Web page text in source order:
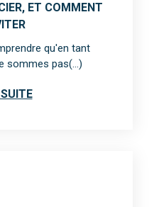
ET COMMENT
qu'en tant
sommes pas(...)